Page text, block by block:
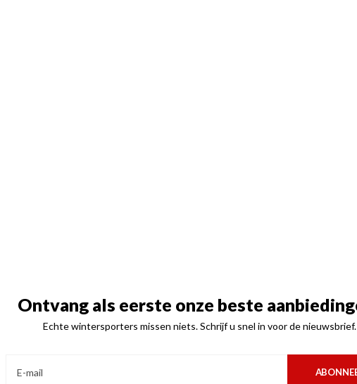
Ontvang als eerste onze beste
Echte wintersporters missen niets. Schrijf u snel in voor de nieuwsbrief.